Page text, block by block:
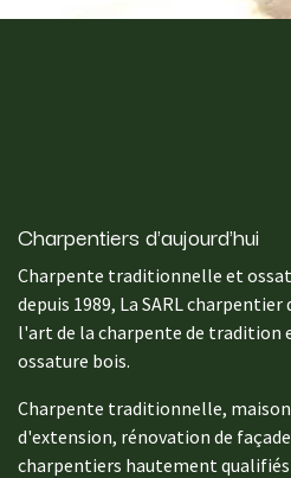
Charpentiers d'aujourd'hui
Charpente traditionnelle et
depuis 1989, La SARL
l'art de la charpente de tradition
ossature bois.
Charpente traditionnelle,
d'extension, rénovation de
charpentiers hautement